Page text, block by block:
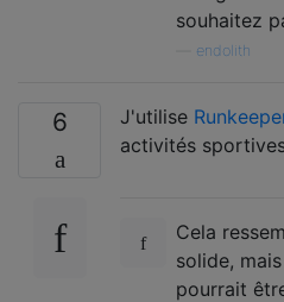
souhaitez
endolith
6 J'utilise
activités
Cela
solide,
pourrait